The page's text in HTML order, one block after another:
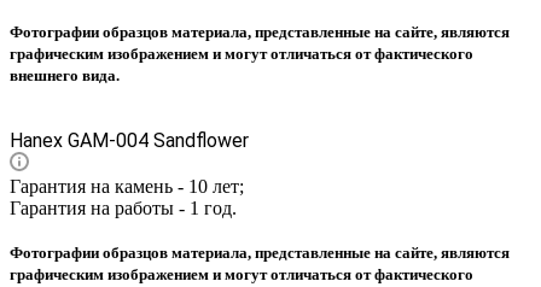
Фотографии образцов материала, представленные на сайте, являются
графическим изображением и могут отличаться от фактического
внешнего вида.
Hanex GAM-004 Sandflower
Гарантия на камень - 10 лет;
Гарантия на работы - 1 год.
Фотографии образцов материала, представленные на сайте, являются
графическим изображением и могут отличаться от фактического